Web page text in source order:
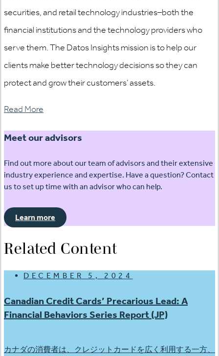
securities, and retail technology industries–both the
financial institutions and the technology providers who
serve them. The Datos Insights mission is to help our
clients make better technology decisions so they can
protect and grow their customers’ assets.
Read More
Meet our advisors
Find out more about our team of advisors and their extensive
industry experience and expertise. Have a question? Contact
us to set up time with an advisor who can help.
Learn more
Related Content
DECEMBER 5, 2024
Canadian Credit Cards’ Precarious Lead: A
Financial Behaviors Series Report (JP)
カナダの消費者は、クレジットカードを広く利用する一方、